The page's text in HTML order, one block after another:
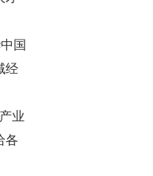
国
经
业
各